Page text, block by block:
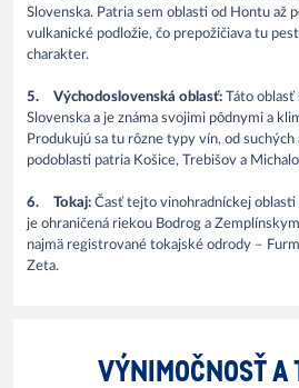
Slovenska. Patria sem oblasti od Hontu až
vulkanické podložie, čo prepožičiava tu
charakter.
5. Východoslovenská oblasť: Táto oblasť
Slovenska a je známa svojimi pôdnymi a
Produkujú sa tu rôzne typy vín, od suchých
podoblasti patria Košice, Trebišov a
6. Tokaj: Časť tejto vinohradníckej oblasti
je ohraničená riekou Bodrog a
najmä registrované tokajské odrody –
Zeta.
VÝNIMOČNOSŤ A